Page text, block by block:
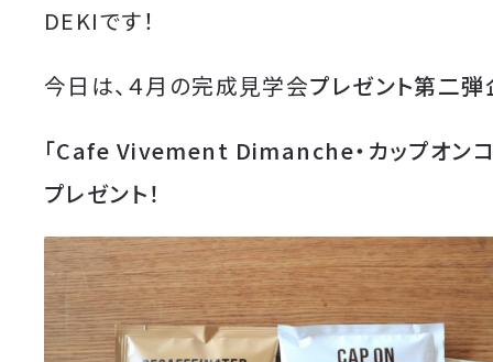
DEKIです！
今日は、４月の完成見学会プレゼント第二
「Cafe Vivement Dimanche・カップオンコ
プレゼント！